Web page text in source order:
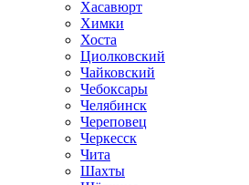
Хасавюрт
Химки
Хоста
Циолковский
Чайковский
Чебоксары
Челябинск
Череповец
Черкесск
Чита
Шахты